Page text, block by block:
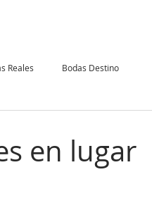
Reales Bodas Destino
en lugar